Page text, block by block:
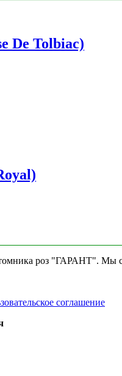
De Tolbiac)
роз "ГАРАНТ". Мы
соглашение